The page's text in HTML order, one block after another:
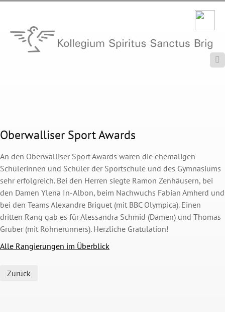

Oberwalliser Sport Awards
An den Oberwalliser Sport Awards waren die ehemaligen
Schülerinnen und Schüler der Sportschule und des Gymnasiums
sehr erfolgreich. Bei den Herren siegte Ramon Zenhäusern, bei
den Damen Ylena In-Albon, beim Nachwuchs Fabian Amherd und
bei den Teams Alexandre Briguet (mit BBC Olympica). Einen
dritten Rang gab es für Alessandra Schmid (Damen) und Thomas
Gruber (mit Rohnerunners). Herzliche Gratulation!
Alle Rangierungen im Überblick
Zurück